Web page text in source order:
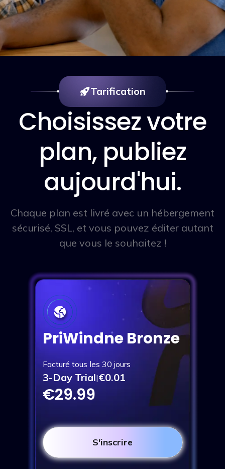
Tarification
Choisissez votre
plan, publiez
aujourd'hui.
Chaque plan est livré avec un hébergement
sécurisé, SSL, et vous pouvez éditer autant
que vous le souhaitez !
PriWindne Bronze
Facturé tous les 30 jours
3-Day Trial|€0.01
€29.99
S'inscrire